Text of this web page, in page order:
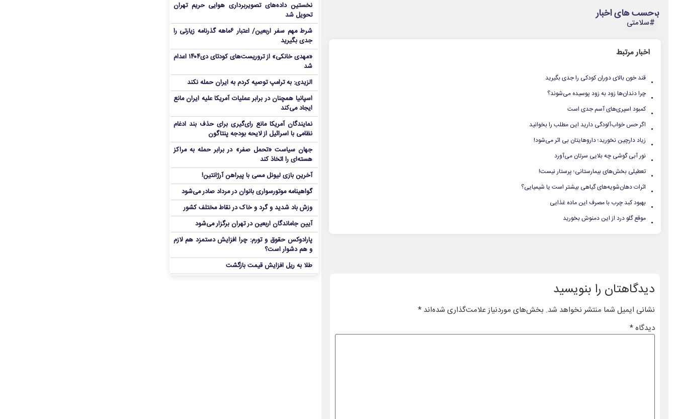
برچسب های اخبار
#سلامتی
اخبار مرتبط
. قند خون بالای دوران کودکی را جدی بگیرید
. چرا دندان‌ها زود به زود پوسیده می‌شوند؟
. کمبود اسپری‌های آسم جدی است
. اگر حس خواب‌آلودگی دارید این مطلب را بخوانید
. زیاد دارچین نخورید؛ داروهایتان بی اثر می‌شود!
. نور آبی گوشی چه بلایی سرتان می‌آورد
. تعطیلی بخش‌های بیمارستانی؛ پرستار نیست!
. اثرات دهان‌شویه‌های گیاهی بیشتر است یا شیمیایی؟
. بهبود کبد چرب با مصرف این ماده غذایی
. موقع گلو درد از این دمنوش بخورید
دیدگاهتان را بنویسید
نشانی ایمیل شما منتشر نخواهد شد. بخش‌های موردنیاز علامت‌گذاری شده‌اند*
دیدگاه*
نخستین داده‌های تصویربرداری هوایی حریم تهران
تحویل شد
شرط مهم سفر اربعین/ اعتبار ۶ماهه گذرنامه زیارتی را
جدی بگیرید
«مهدی خانکی» از تروریست‌های کودتای دی۱۴۰۴ اعدام
شد
الزیدی: به ترامپ توصیه کردم به ایران حمله نکند
اسپانیا همچنان در برابر عملیات آمریکا علیه ایران مانع
ایجاد می‌کند
نمایندگان آمریکا مانع رای‌گیری برای حذف بند ادغام
نظامی با اسرائیل از لایحه بودجه پنتاگون
جهان سیاست «تحمل صفر» در برابر حمله به مراکز
هسته‌ای را اتخاذ کند
آخرین بازی لیونل مسی با پیراهن آرژانتین!
گواهینامه موتورسواری بانوان در مرداد صادر می‌شود
وزش باد شدید و گرد و خاک در نقاط مختلف کشور
آیین جاماندگان اربعین در تهران برگزار می‌شود
پارادوکس حقوق و تورم: چرا افزایش دستمزد هم لازم
و هم دشوار است؟
طلا به ریل افزایش قیمت بازگشت